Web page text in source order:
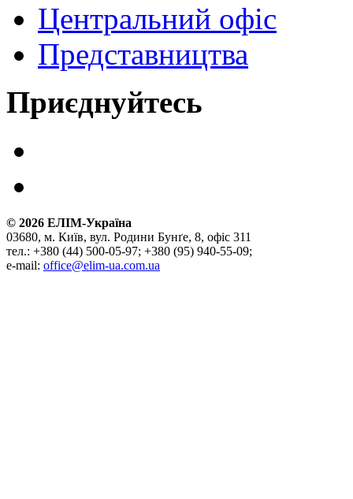
Центральний офіс
Представництва
Приєднуйтесь
© 2026 ЕЛІМ-Україна
03680, м. Київ, вул. Родини Бунґе, 8, офіс 311
тел.: +380 (44) 500-05-97; +380 (95) 940-55-09;
e-mail: office@elim-ua.com.ua